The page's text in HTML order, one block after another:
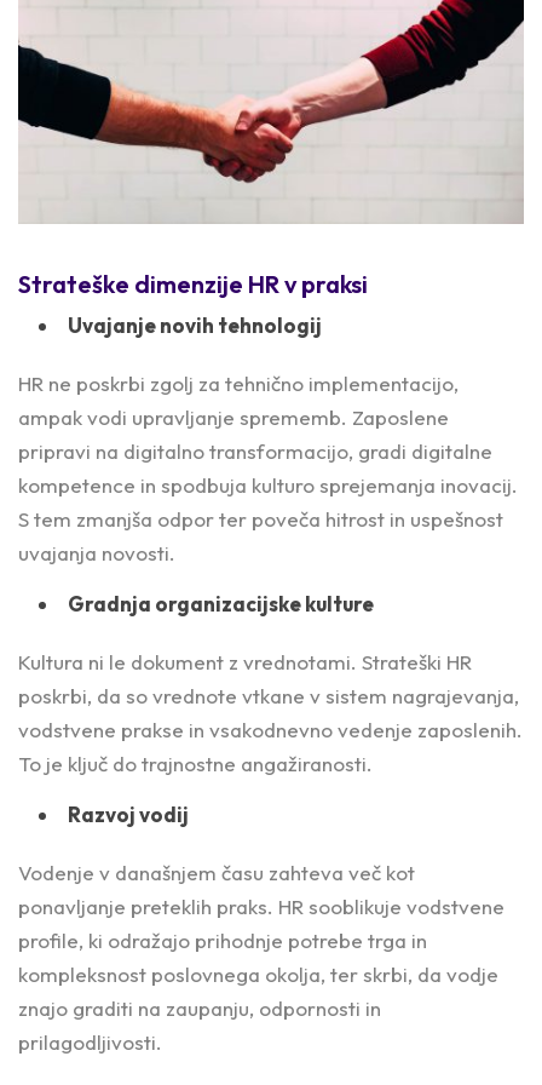
Strateške dimenzije HR v praksi
Uvajanje novih tehnologij
HR ne poskrbi zgolj za tehnično implementacijo,
ampak vodi upravljanje sprememb. Zaposlene
pripravi na digitalno transformacijo, gradi digitalne
kompetence in spodbuja kulturo sprejemanja inovacij.
S tem zmanjša odpor ter poveča hitrost in uspešnost
uvajanja novosti.
Gradnja organizacijske kulture
Kultura ni le dokument z vrednotami. Strateški HR
poskrbi, da so vrednote vtkane v sistem nagrajevanja,
vodstvene prakse in vsakodnevno vedenje zaposlenih.
To je ključ do trajnostne angažiranosti.
Razvoj vodij
Vodenje v današnjem času zahteva več kot
ponavljanje preteklih praks. HR sooblikuje vodstvene
profile, ki odražajo prihodnje potrebe trga in
kompleksnost poslovnega okolja, ter skrbi, da vodje
znajo graditi na zaupanju, odpornosti in
prilagodljivosti.